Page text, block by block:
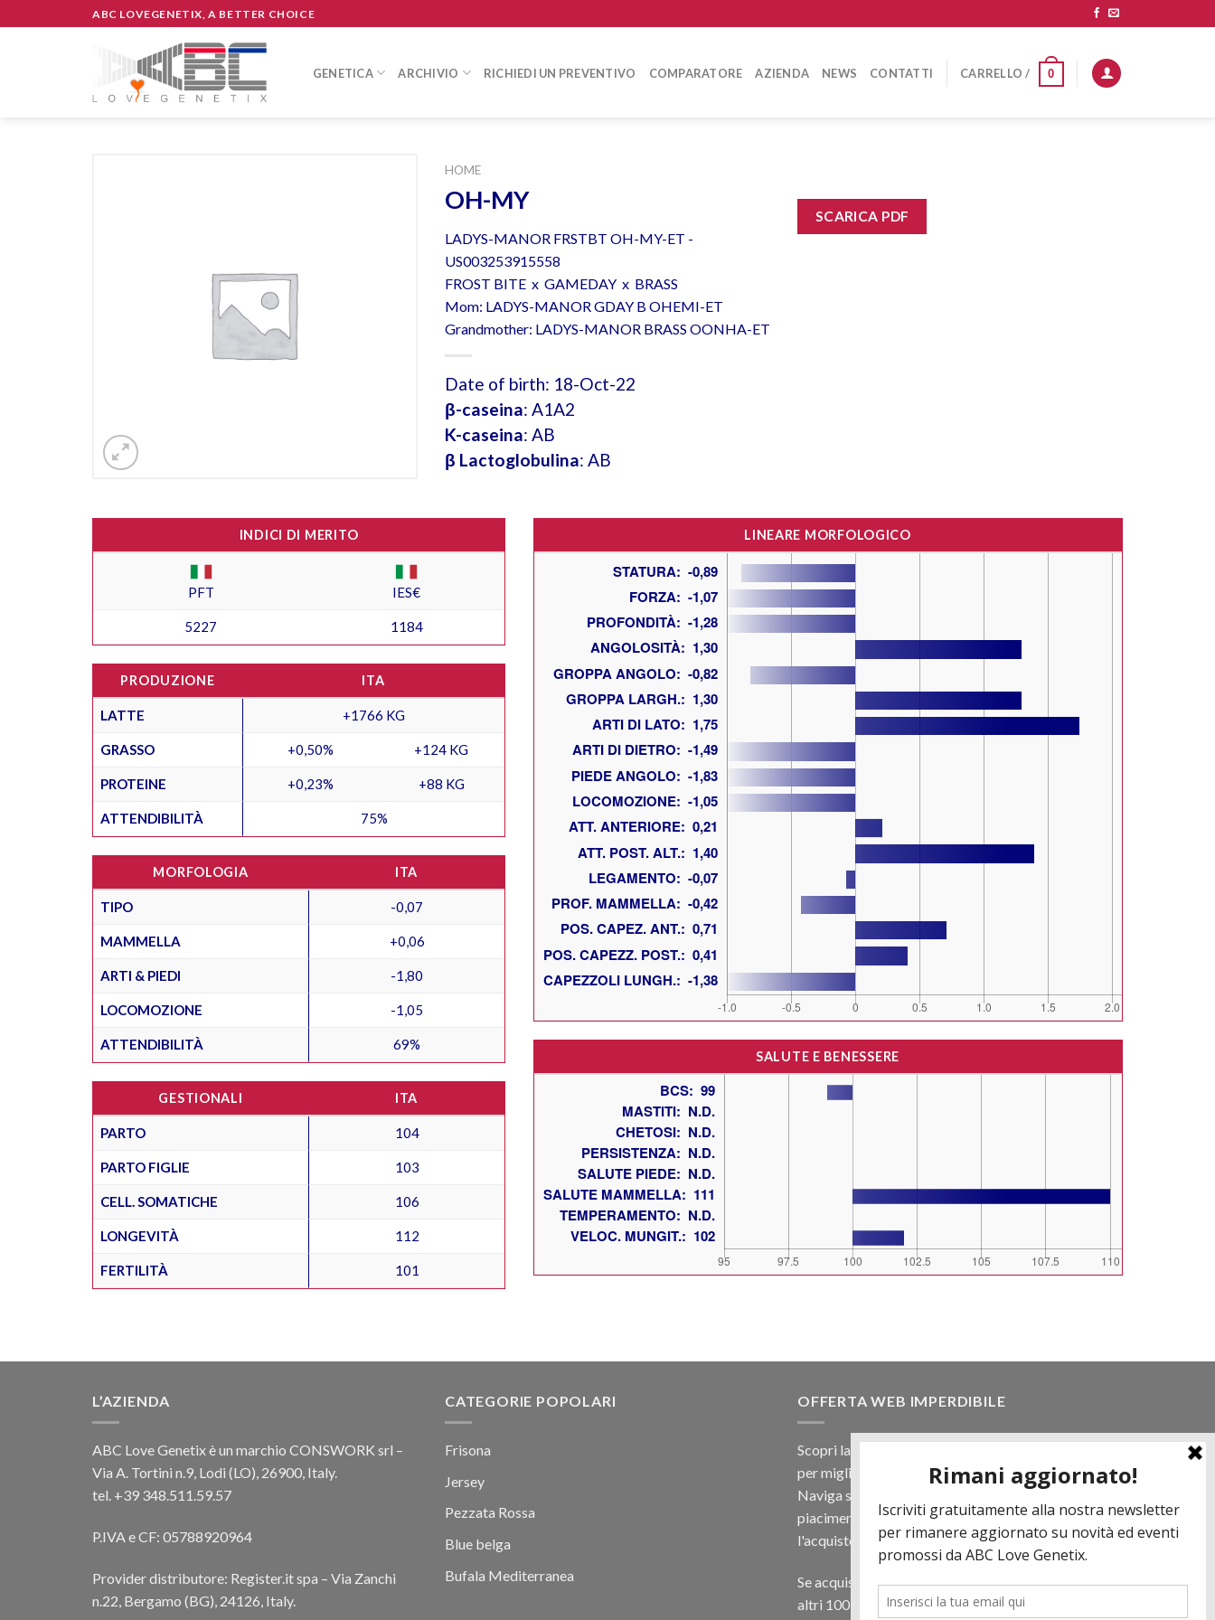
to
ABC LOVEGENETIX, A BETTER CHOICE
GENETICA ARCHIVIO RICHIEDI UN PREVENTIVO COMPARATORE AZIENDA NEWS CONTATTI CARRELLO / 0
HOME
OH-MY
LADYS-MANOR FRSTBT OH-MY-ET -
US003253915558
FROST BITE x GAMEDAY x BRASS
Mom: LADYS-MANOR GDAY B OHEMI-ET
Grandmother: LADYS-MANOR BRASS OONHA-ET
Date of birth: 18-Oct-22
β-caseina: A1A2
K-caseina: AB
β Lactoglobulina: AB
SCARICA PDF
INDICI DI MERITO
PFT IES€
5227 1184
PRODUZIONE ITA
LATTE +1766 KG
GRASSO +0,50% +124 KG
PROTEINE +0,23% +88 KG
ATTENDIBILITÀ 75%
MORFOLOGIA ITA
TIPO -0,07
MAMMELLA +0,06
ARTI & PIEDI -1,80
LOCOMOZIONE -1,05
ATTENDIBILITÀ 69%
GESTIONALI ITA
PARTO 104
PARTO FIGLIE 103
CELL. SOMATICHE 106
LONGEVITÀ 112
FERTILITÀ 101
LINEARE MORFOLOGICO
SALUTE E BENESSERE
L’AZIENDA
ABC Love Genetix è un marchio CONSWORK srl –
Via A. Tortini n.9, Lodi (LO), 26900, Italy.
tel. +39 348.511.59.57
P.IVA e CF: 05788920964
Provider distributore: Register.it spa – Via Zanchi
n.22, Bergamo (BG), 24126, Italy.
CATEGORIE POPOLARI
Frisona
Jersey
Pezzata Rossa
Blue belga
Bufala Mediterranea
OFFERTA WEB IMPERDIBILE
Scopri la nostra offerta web! Un prezzo mai visto,
per migliaia di prodotti.
Naviga sul sito e scegli il tuo toro filtrando a
piacimento e scopri quanto può essere vantaggioso
l'acquisto online.
Se acquisti almeno 500€ di prodotti in regalo per te
altri 100 € in Tori. Contattaci per più informazioni.